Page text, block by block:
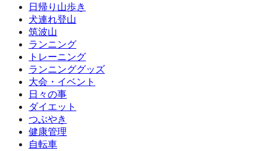
日帰り山歩き
犬連れ登山
筑波山
ランニング
トレーニング
ランニンググッズ
大会・イベント
日々の事
ダイエット
つぶやき
健康管理
自転車